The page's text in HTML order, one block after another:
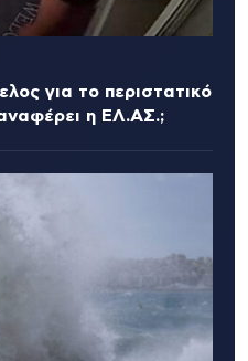
για το περιστατικό
η ΕΛ.ΑΣ.;